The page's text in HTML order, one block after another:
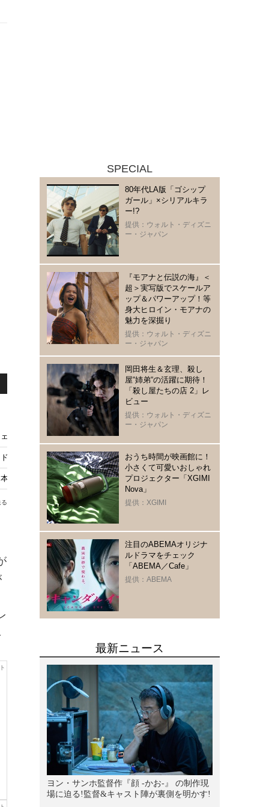
アコレクション発売
ゥームズデイ』への出演を匂わせか？
陸！破天荒な無責任＜R指定＞ヒーローを推すしかない理由
SPECIAL
80年代LA版「ゴシップ
ガール」×シリアルキラ
ー!?
提供：ウォルト・ディズニ
ー・ジャパン
『モアナと伝説の海』＜
超＞実写版でスケールア
ップ＆パワーアップ！等
身大ヒロイン・モアナの
魅力を深掘り
提供：ウォルト・ディズニ
ー・ジャパン
岡田将生＆玄理、殺し
屋“姉弟“の活躍に期待！
「殺し屋たちの店 2」レ
ビュー
提供：ウォルト・ディズニ
ー・ジャパン
おうち時間が映画館に！
小さくて可愛いおしゃれ
プロジェクター「XGIMI
Nova」
提供：XGIMI
注目のABEMAオリジナ
ルドラマをチェック
「ABEMA／Cafe」
提供：ABEMA